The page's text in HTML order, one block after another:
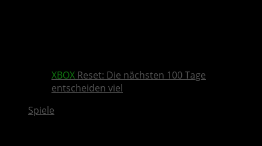
XBOX Reset: Die nächsten 100 Tage
entscheiden viel
Spiele